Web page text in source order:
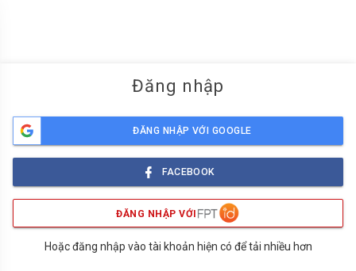
Đăng nhập
ĐĂNG NHẬP VỚI GOOGLE
FACEBOOK
ĐĂNG NHẬP VỚI
Hoặc đăng nhập vào tài khoản hiện có để tải nhiều hơn